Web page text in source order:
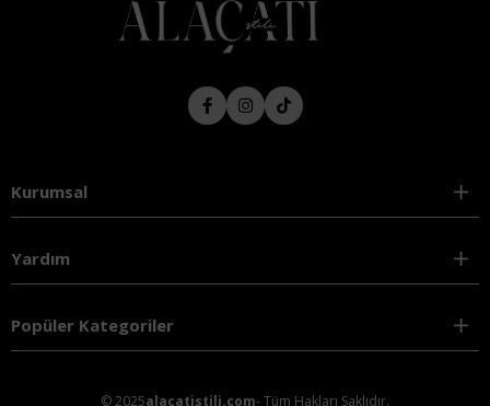
Kurumsal
Yardım
Popüler Kategoriler
© 2025alacatistili.com- Tüm Hakları Saklıdır.